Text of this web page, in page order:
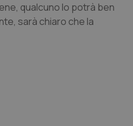
Bolzano
qualcuno lo potrà ben
sarà chiaro che la